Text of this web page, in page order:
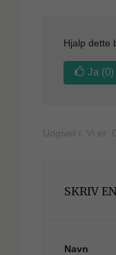
Hjalp dette
Ja (0)
Udgivet i: Vi er:
SKRIV
Navn